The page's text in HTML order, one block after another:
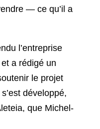
— ce qu’il a
l’entreprise
a rédigé un
le projet
développé,
que Michel-